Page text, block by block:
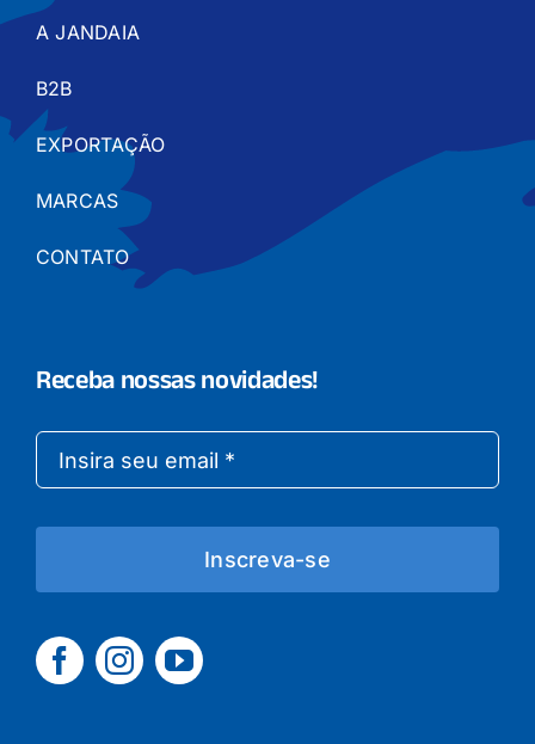
A JANDAIA
B2B
EXPORTAÇÃO
MARCAS
CONTATO
Receba nossas novidades!
Inscreva-se